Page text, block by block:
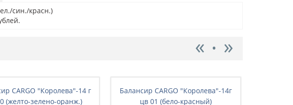
син./красн.)
CARGO "Королева"-14 г
(желто-зелено-оранж.)
Балансир CARGO "Королева"-14г
цв 01 (бело-красный)